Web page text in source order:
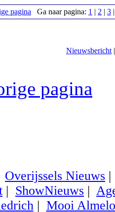
pagina Ga naar pagina: 1 | 2 | 3
Nieuwsbericht
pagina
Overijssels Nieuws
| ShowNieuws |
| Mooi Almelo